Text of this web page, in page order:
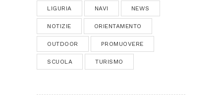
LIGURIA NAVI NEWS
NOTIZIE ORIENTAMENTO
OUTDOOR PROMUOVERE
SCUOLA TURISMO